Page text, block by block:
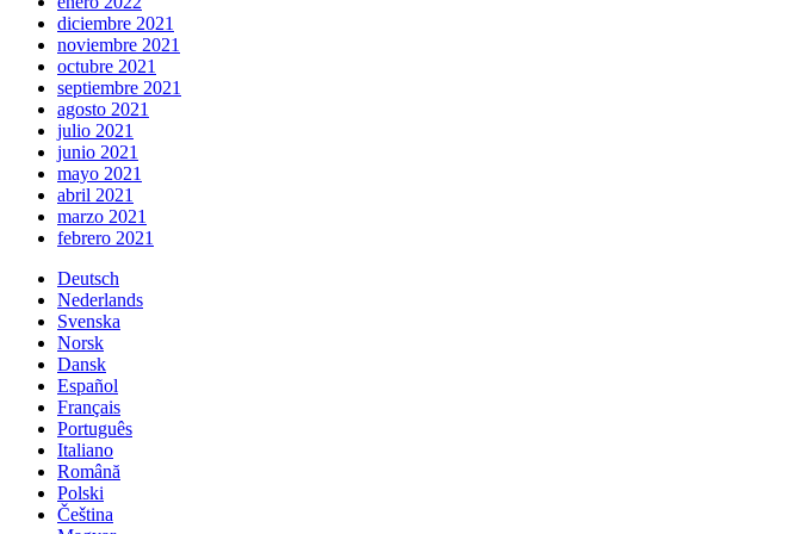
diciembre 2021
noviembre 2021
octubre 2021
septiembre 2021
agosto 2021
julio 2021
junio 2021
mayo 2021
abril 2021
marzo 2021
febrero 2021
Deutsch
Nederlands
Svenska
Norsk
Dansk
Español
Français
Português
Italiano
Română
Polski
Čeština